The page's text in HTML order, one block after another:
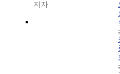
저자
;
;